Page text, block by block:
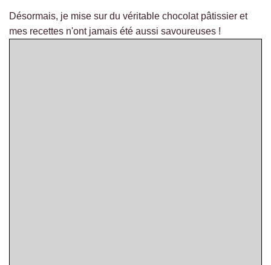
Désormais, je mise sur du véritable chocolat pâtissier et
mes recettes n'ont jamais été aussi savoureuses !